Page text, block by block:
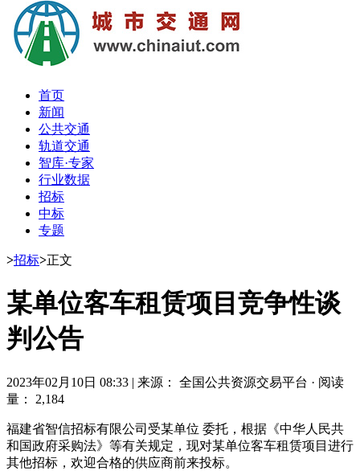
首页
新闻
公共交通
轨道交通
智库·专家
行业数据
招标
中标
专题
>招标>正文
某单位客车租赁项目竞争性谈
判公告
2023年02月10日 08:33 | 来源： 全国公共资源交易平台 · 阅读
量： 2,184
福建省智信招标有限公司受某单位 委托，根据《中华人民共
和国政府采购法》等有关规定，现对某单位客车租赁项目进行
其他招标，欢迎合格的供应商前来投标。